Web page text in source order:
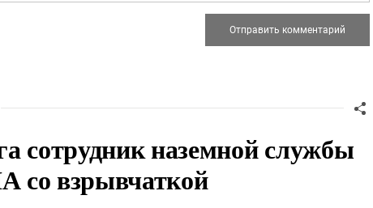
сотрудник наземной службы
со взрывчаткой